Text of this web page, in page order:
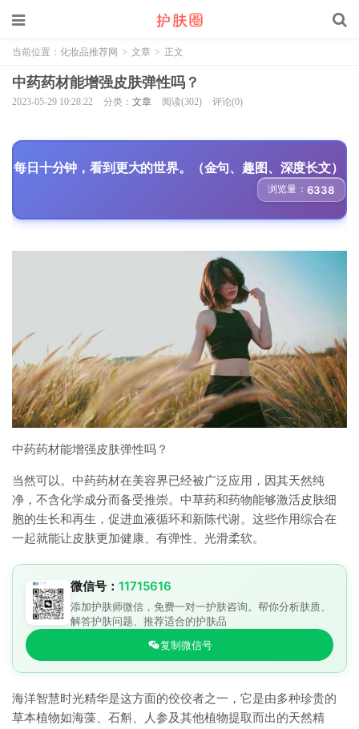
当前位置： 化妆品推荐网 > 文章 > 正文
中药药材能增强皮肤弹性吗？
2023-05-29 10:28:22 分类： 文章 阅读(302) 评论(0)
每日十分钟，看到更大的世界。（金句、趣图、深度长文）
浏览量： 6338
中药药材能增强皮肤弹性吗？
当然可以。中药药材在美容界已经被广泛应用，因其天然纯
净，不含化学成分而备受推崇。中草药和药物能够激活皮肤细
胞的生长和再生，促进血液循环和新陈代谢。这些作用综合在
一起就能让皮肤更加健康、有弹性、光滑柔软。
微信号： 11715616
添加护肤师微信，免费一对一护肤咨询。帮你分析肤质、
解答护肤问题、推荐适合的护肤品
复制微信号
海洋智慧时光精华是这方面的佼佼者之一，它是由多种珍贵的
草本植物如海藻、石斛、人参及其他植物提取而出的天然精